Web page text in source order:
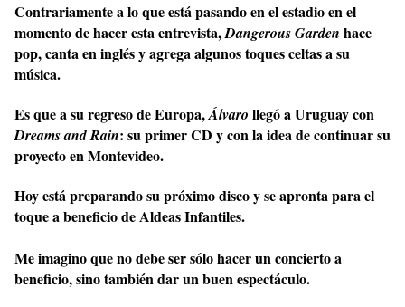
Contrariamente a lo que está pasando en el estadio en el
momento de hacer esta entrevista,Dangerous Garden hace
pop, canta en inglés y agrega algunos toques celtas a su
música.
Es que a su regreso de Europa,Álvaro llegó a Uruguay con
Dreams and Rain: su primer CD y con la idea de continuar su
proyecto en Montevideo.
Hoy está preparando su próximo disco y se apronta para el
toque a beneficio de Aldeas Infantiles.
Me imagino que no debe ser sólo hacer un concierto a
beneficio, sino también dar un buen espectáculo.